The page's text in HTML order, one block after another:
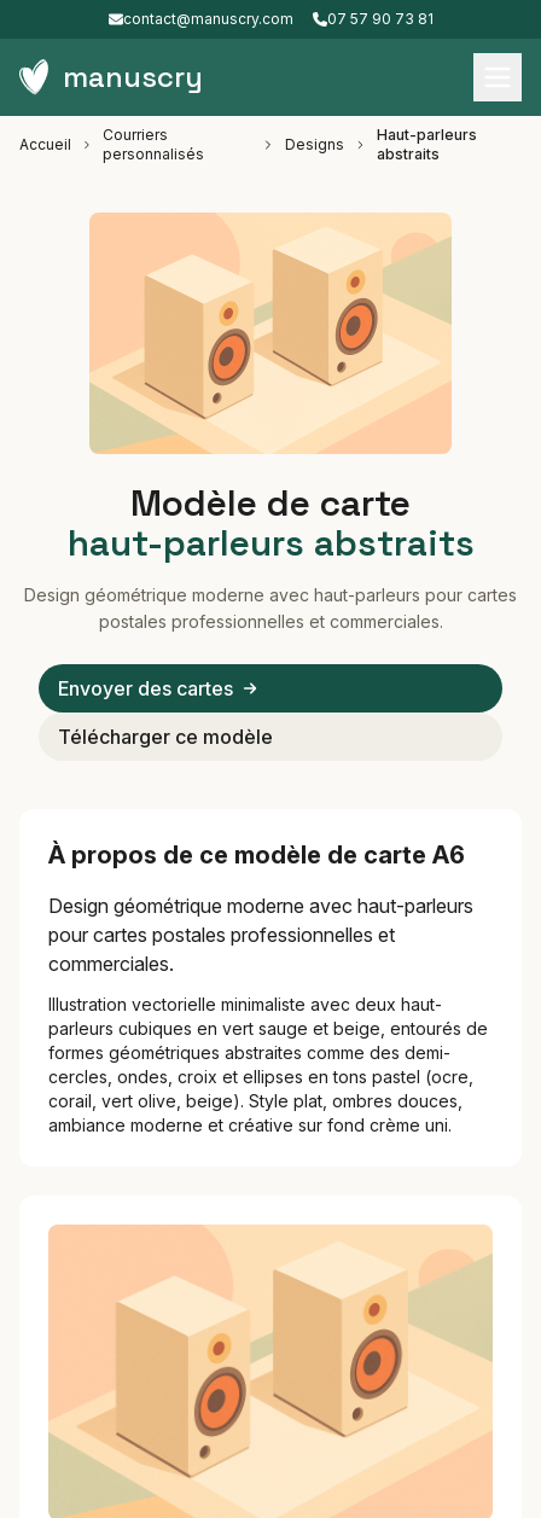
contact@manuscry.com 07 57 90 73 81
manuscry
Accueil
Courriers
personnalisés
Designs
Haut-parleurs
abstraits
Modèle de carte
haut-parleurs abstraits
Design géométrique moderne avec haut-parleurs pour cartes
postales professionnelles et commerciales.
Envoyer des cartes
Télécharger ce modèle
À propos de ce modèle de carte A6
Design géométrique moderne avec haut-parleurs
pour cartes postales professionnelles et
commerciales.
Illustration vectorielle minimaliste avec deux haut-
parleurs cubiques en vert sauge et beige, entourés de
formes géométriques abstraites comme des demi-
cercles, ondes, croix et ellipses en tons pastel (ocre,
corail, vert olive, beige). Style plat, ombres douces,
ambiance moderne et créative sur fond crème uni.